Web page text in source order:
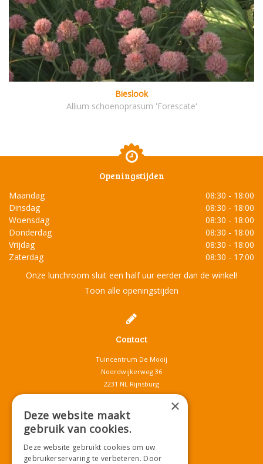
Bieslook
Allium schoenoprasum 'Forescate'
Openingstijden
Maandag
08:30 - 18:00
Dinsdag
08:30 - 18:00
Woensdag
08:30 - 18:00
Donderdag
08:30 - 18:00
Vrijdag
08:30 - 18:00
Zaterdag
08:30 - 17:00
Onze lunchroom sluit een half uur eerder dan de winkel!
Toon alle openingstijden
Contact
Tuincentrum De Mooij
Noordwijkerweg 36
2231 NL Rijnsburg
T.071-4080959
info@tuincentrumdemooij.nl
Download onze App!
×
Deze website maakt
gebruik van cookies.
Deze website gebruikt cookies om uw
gebruikerservaring te verbeteren. Door